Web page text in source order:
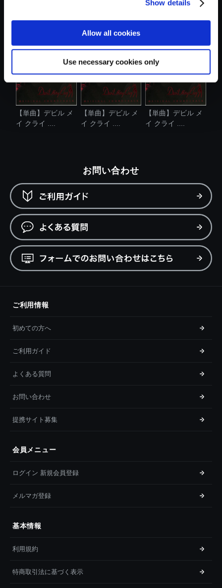
Show details
Allow all cookies
Use necessary cookies only
【単曲】デビル メ
イ クライ ....
【単曲】デビル メ
イ クライ ....
【単曲】デビル メ
イ クライ ....
お問い合わせ
ご利用情報
初めての方へ
ご利用ガイド
よくある質問
お問い合わせ
提携サイト募集
会員メニュー
ログイン 新規会員登録
メルマガ登録
基本情報
利用規約
特商取引法に基づく表示